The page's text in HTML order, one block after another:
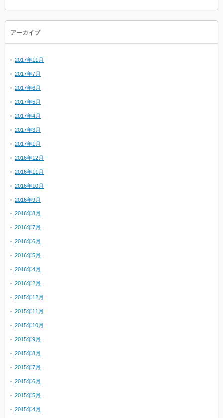
アーカイブ
2017年11月
2017年7月
2017年6月
2017年5月
2017年4月
2017年3月
2017年1月
2016年12月
2016年11月
2016年10月
2016年9月
2016年8月
2016年7月
2016年6月
2016年5月
2016年4月
2016年2月
2015年12月
2015年11月
2015年10月
2015年9月
2015年8月
2015年7月
2015年6月
2015年5月
2015年4月